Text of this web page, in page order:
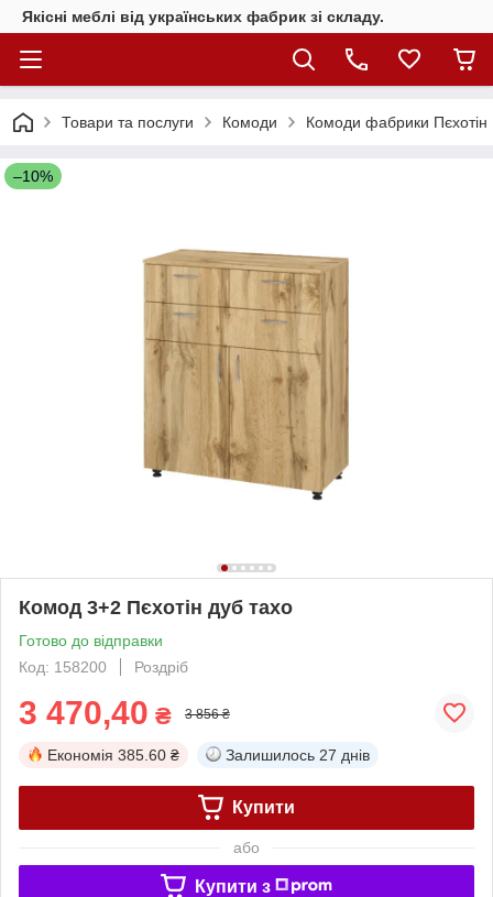
Якісні меблі від українських фабрик зі складу.
Товари та послуги Комоди Комоди фабрики Пєхотін
–10%
Комод 3+2 Пєхотін дуб тахо
Готово до відправки
Код: 158200
Роздріб
3 470,40 ₴ 3 856 ₴
Економія 385.60 ₴ Залишилось 27 днів
Купити
або
Купити з